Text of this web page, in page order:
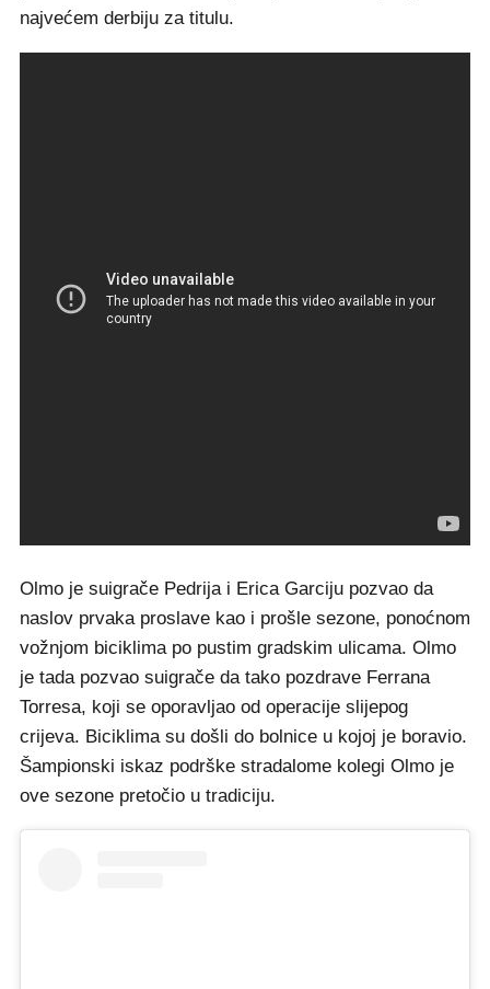
najvećem derbiju za titulu.
Olmo je suigrače Pedrija i Erica Garciju pozvao da
naslov prvaka proslave kao i prošle sezone, ponoćnom
vožnjom biciklima po pustim gradskim ulicama. Olmo
je tada pozvao suigrače da tako pozdrave Ferrana
Torresa, koji se oporavljao od operacije slijepog
crijeva. Biciklima su došli do bolnice u kojoj je boravio.
Šampionski iskaz podrške stradalome kolegi Olmo je
ove sezone pretočio u tradiciju.